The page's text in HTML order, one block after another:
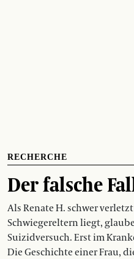
RECHERCHE
Der falsche
Als Renate H. schwer
Schwiegereltern liegt,
Suizidversuch. Erst im
Die Geschichte einer Frau,